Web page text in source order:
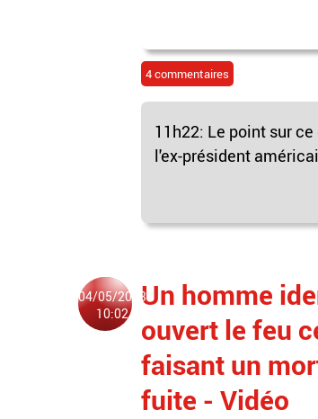
4 commentaires
11h22: Le point sur
l'ex-président
04/05/2023
10:02
Un homme
ouvert le feu
faisant un
fuite - Vidéo